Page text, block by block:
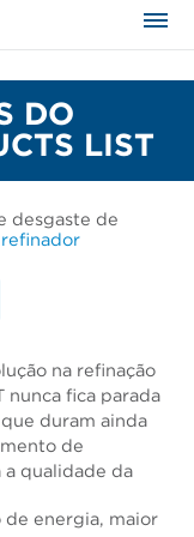
DO
LIST
desgaste de
refinador
na refinação
nunca fica parada
duram ainda
de
a qualidade da
de energia, maior